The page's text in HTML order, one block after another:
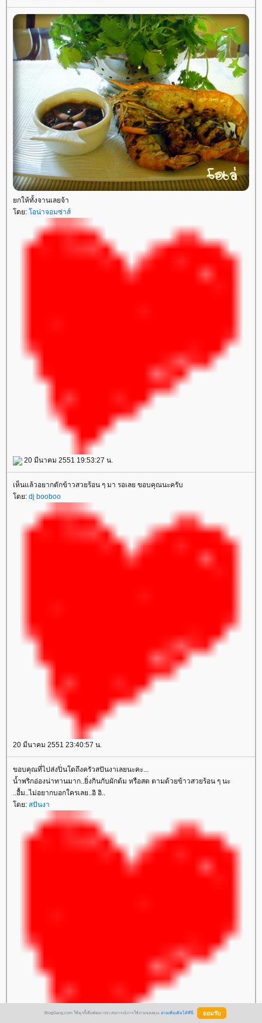
ยกให้ทั้งจานเลยจ้า
โดย: โอน่าจอมซ่าส์
20 มีนาคม 2551 19:53:27 น.
เห็นแล้วอยากตักข้าวสวยร้อน ๆ มา รอเลย ขอบคุณนะครับ
โดย: dj booboo
20 มีนาคม 2551 23:40:57 น.
ขอบคุณที่ไปส่งปิ่นโตถึงครัวสปันงาเลยนะคะ...
น้ำพริกอ่องน่าทานมาก..ยิ่งกินกับผักต้ม หรือสด ตามด้วยข้าวสวยร้อน ๆ นะ
..อื้ม..ไม่อยากบอกใครเลย..อิ อิ..
โดย: สปันงา
BlogGang.com ใช้คุกกี้เพื่อพัฒนาประสบการณ์การใช้งานของคุณ อ่านเพิ่มเติมได้ที่นี่